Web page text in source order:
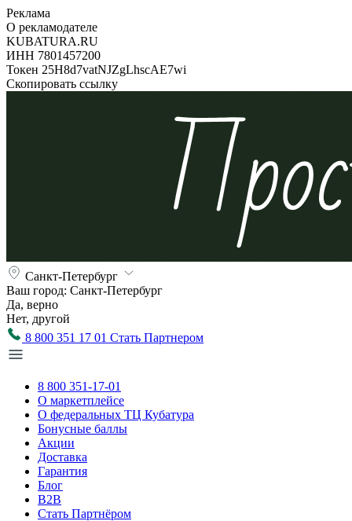
Реклама
О рекламодателе
KUBATURA.RU
ИНН 7801457200
Токен 25H8d7vatNJZgLhscAE7wi
Скопировать ссылку
Санкт-Петербург
Ваш город: Санкт-Петербург
Да, верно
Нет, другой
8 800 351 17 01 Стать Партнером
8 800 351-17-01
О маркетплейсе
О федеральных ТЦ Кубатура
Бонусные баллы
Акции
Доставка
Гарантия
Блог
B2B
Стать Партнёром